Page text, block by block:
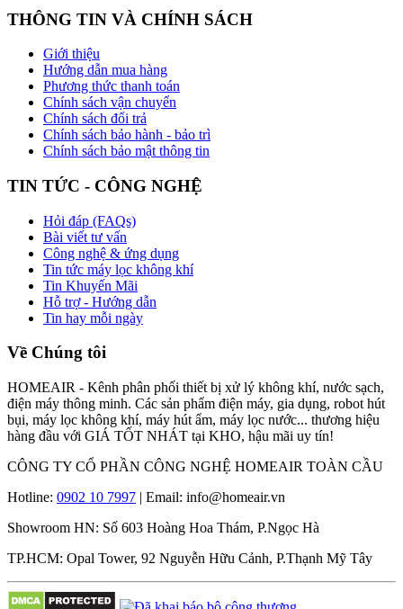
THÔNG TIN VÀ CHÍNH SÁCH
Giới thiệu
Hướng dẫn mua hàng
Phương thức thanh toán
Chính sách vận chuyển
Chính sách đổi trả
Chính sách bảo hành - bảo trì
Chính sách bảo mật thông tin
TIN TỨC - CÔNG NGHỆ
Hỏi đáp (FAQs)
Bài viết tư vấn
Công nghệ & ứng dụng
Tin tức máy lọc không khí
Tin Khuyến Mãi
Hỗ trợ - Hướng dẫn
Tin hay mỗi ngày
Về Chúng tôi
HOMEAIR - Kênh phân phối thiết bị xử lý không khí, nước sạch,
điện máy thông minh. Các sản phẩm điện máy, gia dụng, robot hút
bụi, máy lọc không khí, máy hút ẩm, máy lọc nước... thương hiệu
hàng đầu với GIÁ TỐT NHÁT tại KHO, hậu mãi uy tín!
CÔNG TY CỔ PHẦN CÔNG NGHỆ HOMEAIR TOÀN CẦU
Hotline: 0902 10 7997 | Email: info@homeair.vn
Showroom HN: Số 603 Hoàng Hoa Thám, P.Ngọc Hà
TP.HCM: Opal Tower, 92 Nguyễn Hữu Cảnh, P.Thạnh Mỹ Tây